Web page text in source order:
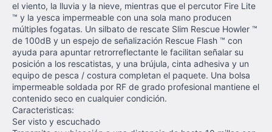
el viento, la lluvia y la nieve, mientras que el percutor Fire Lite
™ y la yesca impermeable con una sola mano producen
múltiples fogatas. Un silbato de rescate Slim Rescue Howler ™
de 100dB y un espejo de señalización Rescue Flash ™ con
ayuda para apuntar retrorreflectante le facilitan señalar su
posición a los rescatistas, y una brújula, cinta adhesiva y un
equipo de pesca / costura completan el paquete. Una bolsa
impermeable soldada por RF de grado profesional mantiene el
contenido seco en cualquier condición.
Caracteristicas:
Ser visto y escuchado